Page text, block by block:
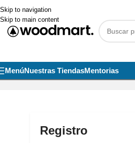
Skip to navigation
Skip to main content
MenúNuestras TiendasMentorias
Registro